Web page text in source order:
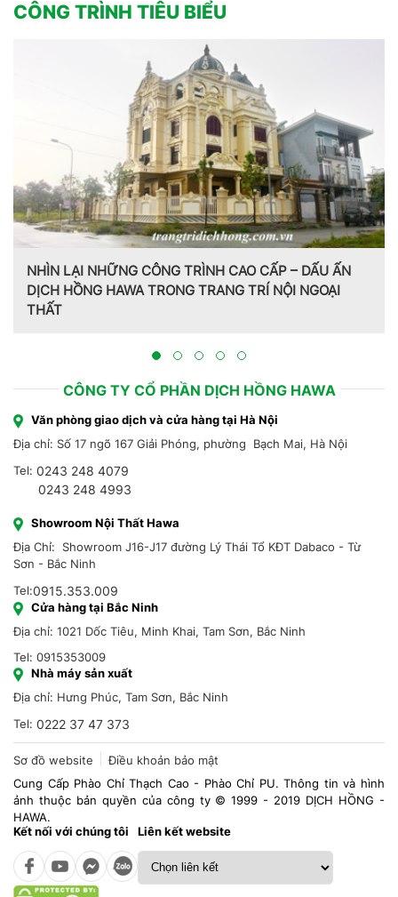
CÔNG TRÌNH TIÊU BIỂU
NHÌN LẠI NHỮNG CÔNG TRÌNH CAO CẤP – DẤU ẤN
DỊCH HỒNG HAWA TRONG TRANG TRÍ NỘI NGOẠI
THẤT
CÔNG TY CỔ PHẦN DỊCH HỒNG HAWA
Văn phòng giao dịch và cửa hàng tại Hà Nội
Địa chỉ: Số 17 ngõ 167 Giải Phóng, phường Bạch Mai, Hà Nội
Tel: 0243 248 4079
0243 248 4993
Showroom Nội Thất Hawa
Địa Chỉ: Showroom J16-J17 đường Lý Thái Tổ KĐT Dabaco - Từ
Sơn - Bắc Ninh
Tel:0915.353.009
Cửa hàng tại Bắc Ninh
Địa chỉ: 1021 Dốc Tiêu, Minh Khai, Tam Sơn, Bắc Ninh
Tel: 0915353009
Nhà máy sản xuất
Địa chỉ: Hưng Phúc, Tam Sơn, Bắc Ninh
Tel: 0222 37 47 373
Sơ đồ website
Điều khoản bảo mật
Cung Cấp Phào Chỉ Thạch Cao - Phào Chỉ PU. Thông tin và hình
ảnh thuộc bản quyền của công ty © 1999 - 2019 DỊCH HỒNG -
HAWA.
Kết nối với chúng tôi
Liên kết website